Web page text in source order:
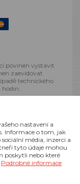
povinen vystavit
zaevidovat
technického
hodin.
nastavení a
Informace o tom, jak
média, inzerci a
tyto údaje mohou
poskytli nebo které
Podrobné informace